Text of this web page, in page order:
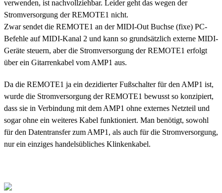
verwenden, ist nachvollziehbar. Leider geht das wegen der
Stromversorgung der REMOTE1 nicht.
Zwar sendet die REMOTE1 an der MIDI-Out Buchse (fixe) PC-
Befehle auf MIDI-Kanal 2 und kann so grundsätzlich externe MIDI-
Geräte steuern, aber die Stromversorgung der REMOTE1 erfolgt
über ein Gitarrenkabel vom AMP1 aus.
Da die REMOTE1 ja ein dezidierter Fußschalter für den AMP1 ist,
wurde die Stromversorgung der REMOTE1 bewusst so konzipiert,
dass sie in Verbindung mit dem AMP1 ohne externes Netzteil und
sogar ohne ein weiteres Kabel funktioniert. Man benötigt, sowohl
für den Datentransfer zum AMP1, als auch für die Stromversorgung,
nur ein einziges handelsübliches Klinkenkabel.